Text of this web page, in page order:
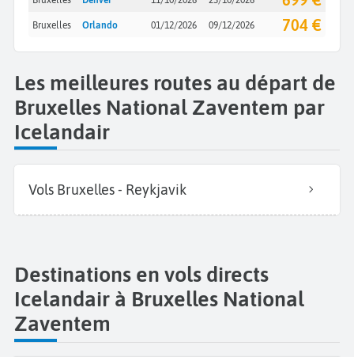
Bruxelles Orlando 01/12/2026 09/12/2026 704 €
Les meilleures routes au départ de
Bruxelles National Zaventem par
Icelandair
Vols Bruxelles - Reykjavik
Destinations en vols directs
Icelandair à Bruxelles National
Zaventem